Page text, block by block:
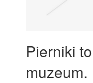
Pierniki
muzeum.